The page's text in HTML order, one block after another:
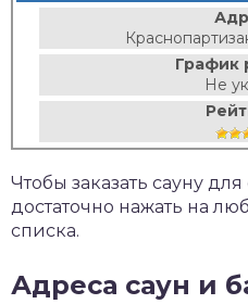
График
Не
Чтобы заказать сауну
достаточно нажать на
списка.
Адреса саун и